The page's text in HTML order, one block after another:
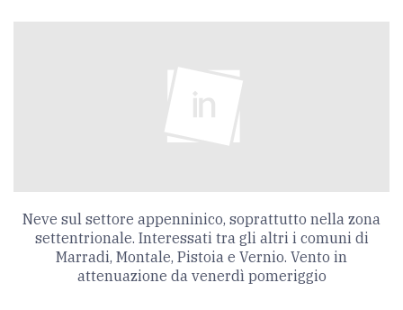
Neve sul settore appenninico, soprattutto nella zona
settentrionale. Interessati tra gli altri i comuni di
Marradi, Montale, Pistoia e Vernio. Vento in
attenuazione da venerdì pomeriggio